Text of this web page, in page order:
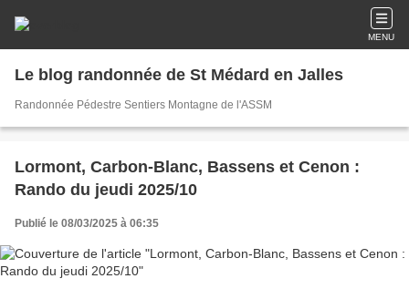
MENU
Le blog randonnée de St Médard en Jalles
Randonnée Pédestre Sentiers Montagne de l'ASSM
Lormont, Carbon-Blanc, Bassens et Cenon :
Rando du jeudi 2025/10
Publié le 08/03/2025 à 06:35